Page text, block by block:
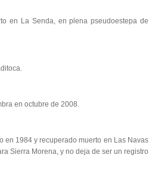
en La Senda, en plena pseudoestepa de
en octubre de 2008.
en 1984 y recuperado muerto en Las Navas
Sierra Morena, y no deja de ser un registro